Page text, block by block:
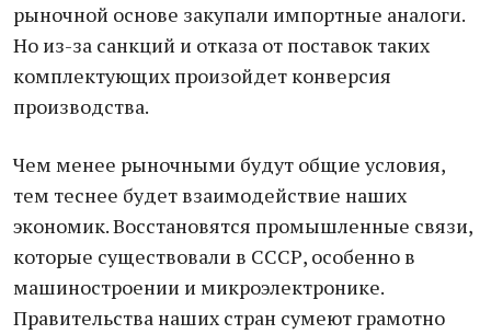
рыночной основе закупали импортные аналоги.
Но из-за санкций и отказа от поставок таких
комплектующих произойдет конверсия
производства.
Чем менее рыночными будут общие условия,
тем теснее будет взаимодействие наших
экономик. Восстановятся промышленные связи,
которые существовали в СССР, особенно в
машиностроении и микроэлектронике.
Правительства наших стран сумеют грамотно